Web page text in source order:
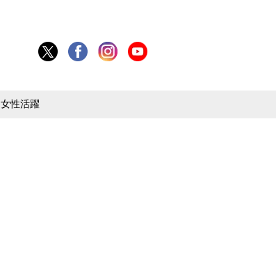
女性活躍